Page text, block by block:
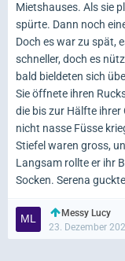
Mietshauses. Als sie
spürte. Dann noch
Doch es war zu spät,
schneller, doch es
bald bieldeten sich
Sie öffnete ihren
die bis zur Hälfte ihrer
nicht nasse Füsse
Stiefel waren gross,
Langsam rollte er ihr
Socken. Serena
Messy Lucy
23. Dezember